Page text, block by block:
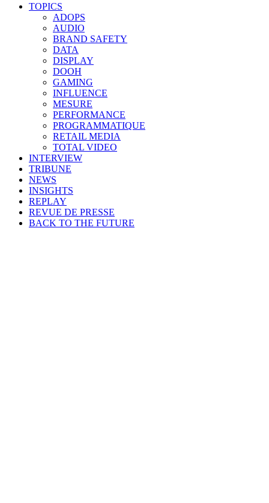
TOPICS
ADOPS
AUDIO
BRAND SAFETY
DATA
DISPLAY
DOOH
GAMING
INFLUENCE
MESURE
PERFORMANCE
PROGRAMMATIQUE
RETAIL MEDIA
TOTAL VIDEO
INTERVIEW
TRIBUNE
NEWS
INSIGHTS
REPLAY
REVUE DE PRESSE
BACK TO THE FUTURE